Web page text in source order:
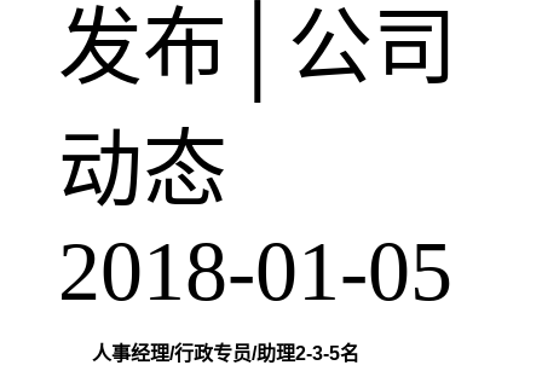
发布│公司
动态
2018-01-05
人事经理/行政专员/助理2-3-5名